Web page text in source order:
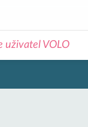
uživatel VOLO